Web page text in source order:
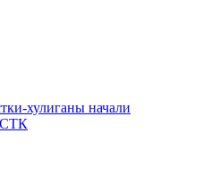
хулиганы начали